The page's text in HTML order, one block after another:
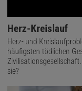
Herz-Kreislauf
Herz- und
häufigsten tödlichen
sie?